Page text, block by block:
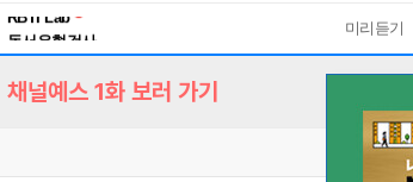
독서유형검사
RBTI Lab
미리듣기
채널예스 1화 보러 가기